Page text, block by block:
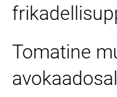
Tomatine